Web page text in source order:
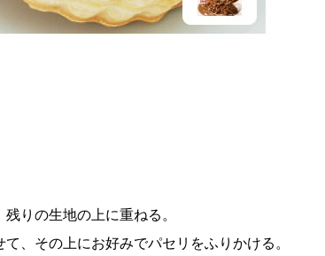
りの生地の上に重ねる。
、その上にお好みでパセリをふりかける。